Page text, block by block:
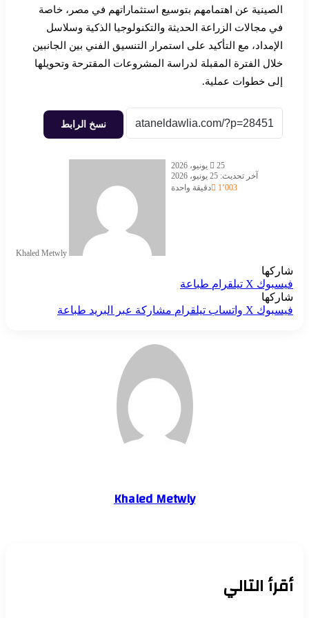
الصينية عن اهتمامهم بتوسيع استثماراتهم في مصر، خاصة
في مجالات الزراعة الحديثة والتكنولوجيا الذكية وسلاسل
الإمداد، مع التأكيد على استمرار التنسيق الفني بين الجانبين
خلال الفترة المقبلة لدراسة المشروعات المقترحة وتحويلها
إلى خطوات عملية.
نسخ الرابط
Khaled Metwly
25 يونيو، 2026
آخر تحديث: 25 يونيو، 2026
1٬003
دقيقة واحدة
شاركها
فيسبوك ‫X تيلقرام طباعة
شاركها
فيسبوك ‫X واتساب تيلقرام مشاركة عبر البريد طباعة
Khaled Metwly
أقرأ التالي